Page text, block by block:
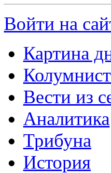
Войти на
Картина
Вести из
Аналитика
Трибуна
История